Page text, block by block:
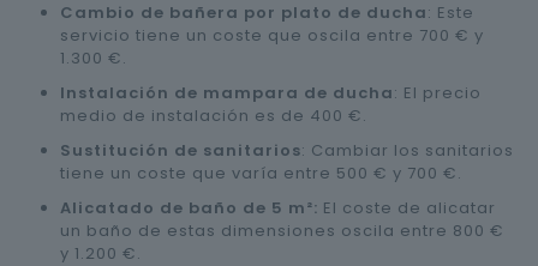
Cambio de bañera por plato de ducha: Este
servicio tiene un coste que oscila entre 700 € y
1.300 €.
Instalación de mampara de ducha: El precio
medio de instalación es de 400 €.
Sustitución de sanitarios: Cambiar los sanitarios
tiene un coste que varía entre 500 € y 700 €.
Alicatado de baño de 5 m²: El coste de alicatar
un baño de estas dimensiones oscila entre 800 €
y 1.200 €.